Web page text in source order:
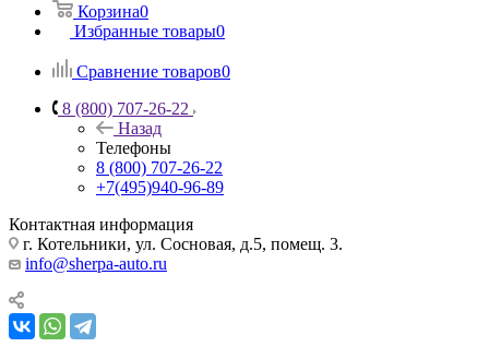
Корзина0
Избранные товары0
Сравнение товаров0
8 (800) 707-26-22
Назад
Телефоны
8 (800) 707-26-22
+7(495)940-96-89
Контактная информация
г. Котельники, ул. Сосновая, д.5, помещ. 3.
info@sherpa-auto.ru